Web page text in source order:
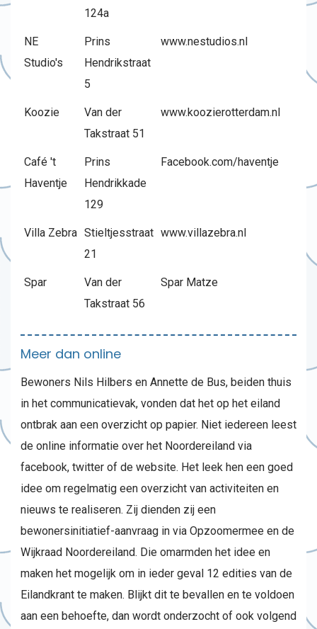
124a
NE
Studio's
Prins
Hendrikstraat
5
www.nestudios.nl
Koozie
Van der
Takstraat 51
www.koozierotterdam.nl
Café 't
Haventje
Prins
Hendrikkade
129
Facebook.com/haventje
Villa Zebra Stieltjesstraat
21
www.villazebra.nl
Spar
Van der
Takstraat 56
Spar Matze
Meer dan online
Bewoners Nils Hilbers en Annette de Bus, beiden thuis
in het communicatievak, vonden dat het op het eiland
ontbrak aan een overzicht op papier. Niet iedereen leest
de online informatie over het Noordereiland via
facebook, twitter of de website. Het leek hen een goed
idee om regelmatig een overzicht van activiteiten en
nieuws te realiseren. Zij dienden zij een
bewonersinitiatief-aanvraag in via Opzoomermee en de
Wijkraad Noordereiland. Die omarmden het idee en
maken het mogelijk om in ieder geval 12 edities van de
Eilandkrant te maken. Blijkt dit te bevallen en te voldoen
aan een behoefte, dan wordt onderzocht of ook volgend